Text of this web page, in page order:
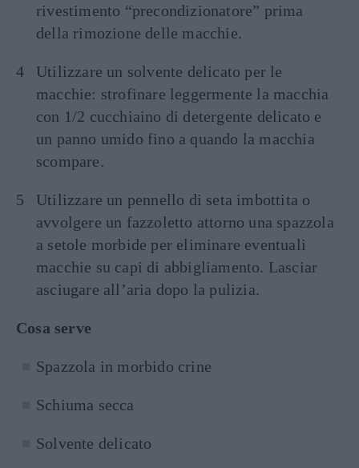
rivestimento “precondizionatore” prima
della rimozione delle macchie.
Utilizzare un solvente delicato per le
macchie: strofinare leggermente la macchia
con 1/2 cucchiaino di detergente delicato e
un panno umido fino a quando la macchia
scompare.
Utilizzare un pennello di seta imbottita o
avvolgere un fazzoletto attorno una spazzola
a setole morbide per eliminare eventuali
macchie su capi di abbigliamento. Lasciar
asciugare all’aria dopo la pulizia.
Cosa serve
Spazzola in morbido crine
Schiuma secca
Solvente delicato